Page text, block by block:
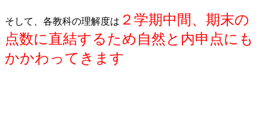
そして、各教科の理解度は ２学期中間、期末の
点数に直結するため自然と内申点にも
かかわってきます